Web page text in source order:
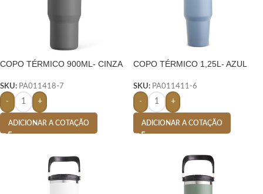
COPO TÉRMICO 900ML- CINZA
SKU: PA011418-7
- +
ADICIONAR A COTAÇÃO
COPO TÉRMICO 1,25L- AZUL
SKU: PA011411-6
- +
ADICIONAR A COTAÇÃO